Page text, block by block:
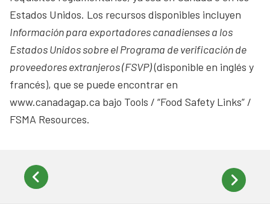
Estados Unidos. Los recursos disponibles incluyen
Información para exportadores canadienses a los
Estados Unidos sobre el Programa de verificación de
proveedores extranjeros (FSVP)(disponible en inglés y
francés), que se puede encontrar en
www.canadagap.ca bajo Tools / “Food Safety Links” /
FSMA Resources.